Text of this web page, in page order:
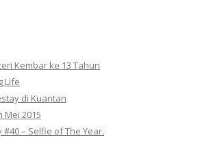
Kembar ke 13 Tahun
Life
di Kuantan
Mei 2015
– Selfie of The Year.